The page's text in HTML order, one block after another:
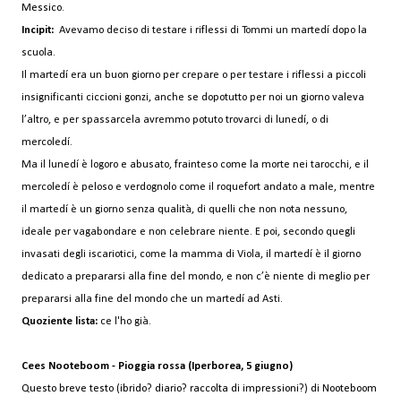
Messico.
Incipit: Avevamo deciso di testare i riflessi di Tommi un martedí dopo la
scuola.
Il martedí era un buon giorno per crepare o per testare i riflessi a piccoli
insignificanti ciccioni gonzi, anche se dopotutto per noi un giorno valeva
l’altro, e per spassarcela avremmo potuto trovarci di lunedí, o di
mercoledí.
Ma il lunedí è logoro e abusato, frainteso come la morte nei tarocchi, e il
mercoledí è peloso e verdognolo come il roquefort andato a male, mentre
il martedí è un giorno senza qualità, di quelli che non nota nessuno,
ideale per vagabondare e non celebrare niente. E poi, secondo quegli
invasati degli iscariotici, come la mamma di Viola, il martedí è il giorno
dedicato a prepararsi alla fine del mondo, e non c’è niente di meglio per
prepararsi alla fine del mondo che un martedí ad Asti.
Quoziente lista: ce l'ho già.
Cees Nooteboom - Pioggia rossa (Iperborea, 5 giugno)
Questo breve testo (ibrido? diario? raccolta di impressioni?) di Nooteboom